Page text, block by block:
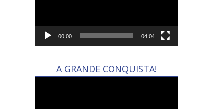
00:00 04:04
A GRANDE CONQUISTA!